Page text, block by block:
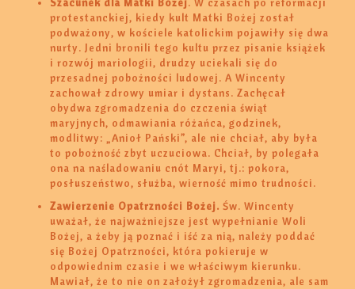
protestanckiej, kiedy kult Matki Bożej został
podważony, w kościele katolickim pojawiły się dwa
nurty. Jedni bronili tego kultu przez pisanie książek
i rozwój mariologii, drudzy uciekali się do
przesadnej pobożności ludowej. A Wincenty
zachował zdrowy umiar i dystans. Zachęcał
obydwa zgromadzenia do czczenia świąt
maryjnych, odmawiania różańca, godzinek,
modlitwy: „Anioł Pański”, ale nie chciał, aby była
to pobożność zbyt uczuciowa. Chciał, by polegała
ona na naśladowaniu cnót Maryi, tj.: pokora,
posłuszeństwo, służba, wierność mimo trudności.
Zawierzenie Opatrzności Bożej. Św. Wincenty
uważał, że najważniejsze jest wypełnianie Woli
Bożej, a żeby ją poznać i iść za nią, należy poddać
się Bożej Opatrzności, która pokieruje w
odpowiednim czasie i we właściwym kierunku.
Mawiał, że to nie on założył zgromadzenia, ale sam